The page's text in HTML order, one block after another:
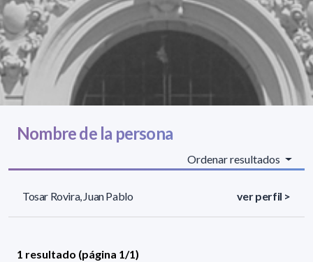
Nombre de la persona
Ordenar resultados
Tosar Rovira, Juan Pablo ver perfil >
1 resultado (página 1/1)